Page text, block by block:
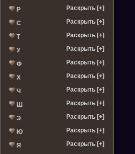
Р Раскрыть [+]
С Раскрыть [+]
Т Раскрыть [+]
У Раскрыть [+]
Ф Раскрыть [+]
Х Раскрыть [+]
Ч Раскрыть [+]
Ш Раскрыть [+]
Э Раскрыть [+]
Ю Раскрыть [+]
Я Раскрыть [+]